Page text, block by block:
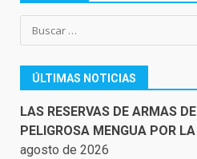
Buscar:
ÚLTIMAS NOTICIAS
LAS RESERVAS DE ARMAS
PELIGROSA MENGUA POR
agosto de 2026